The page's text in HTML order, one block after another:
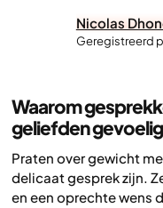
Nicolas
Geregistreerd
Waarom
geliefden
Praten over gewicht
delicaat gesprek zijn.
en een oprechte wens